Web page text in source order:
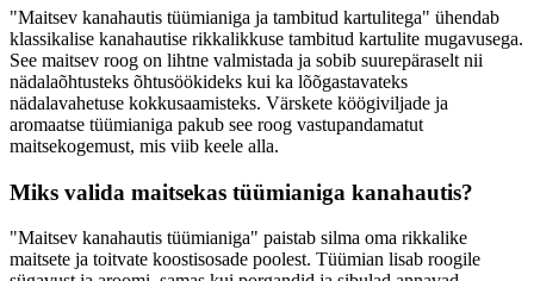
"Maitsev kanahautis tüümianiga ja tambitud kartulitega" ühendab
klassikalise kanahautise rikkalikkuse tambitud kartulite mugavusega.
See maitsev roog on lihtne valmistada ja sobib suurepäraselt nii
nädalaõhtusteks õhtusöökideks kui ka lõõgastavateks
nädalavahetuse kokkusaamisteks. Värskete köögiviljade ja
aromaatse tüümianiga pakub see roog vastupandamatut
maitsekogemust, mis viib keele alla.
Miks valida maitsekas tüümianiga kanahautis?
"Maitsev kanahautis tüümianiga" paistab silma oma rikkalike
maitsete ja toitvate koostisosade poolest. Tüümian lisab roogile